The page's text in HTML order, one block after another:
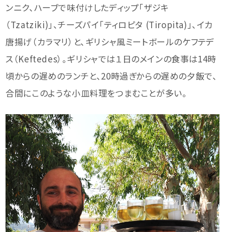
ンニク、ハーブで味付けしたディップ「ザジキ
（Tzatziki)」、チーズパイ「ティロピタ (Tiropita)」、イカ
唐揚げ（カラマリ）と、ギリシャ風ミートボールのケフテデ
ス（Keftedes）。ギリシャでは１日のメインの食事は14時
頃からの遅めのランチと、20時過ぎからの遅めの夕飯で、
合間にこのような小皿料理をつまむことが多い。